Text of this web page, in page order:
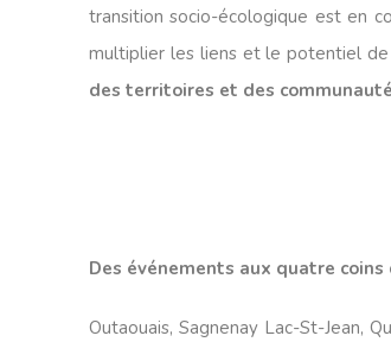
transition socio-écologique est en
multiplier les liens et le potentiel de
des territoires et des
Des événements aux quatre coins
Outaouais, Sagnenay Lac-St-Jean,